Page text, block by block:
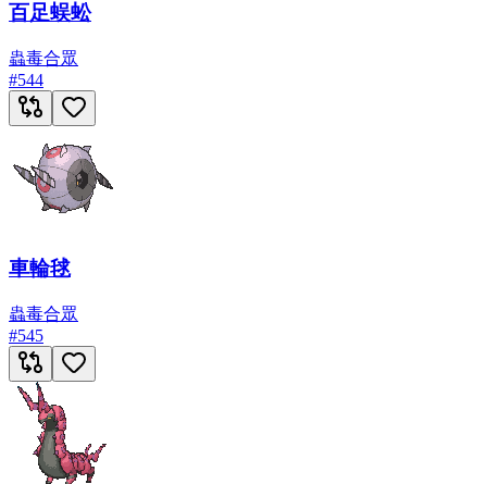
百足蜈蚣
蟲毒合眾
#544
車輪毬
蟲毒合眾
#545